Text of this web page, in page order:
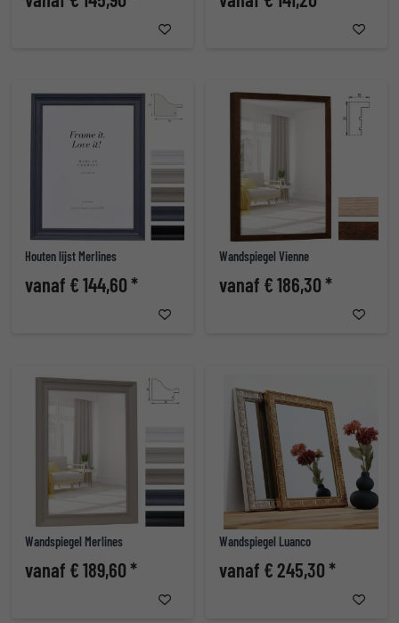
Houten lijst Merlines
vanaf € 144,60 *
Wandspiegel Vienne
vanaf € 186,30 *
Wandspiegel Merlines
vanaf € 189,60 *
Wandspiegel Luanco
vanaf € 245,30 *